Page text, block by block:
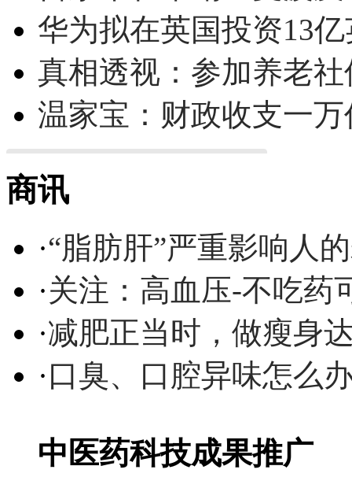
华为拟在英国投资13
真相透视：参加养老
温家宝：财政收支一
商讯
·“脂肪肝”严重影响人
·关注：高血压-不吃药
·减肥正当时，做瘦身
·口臭、口腔异味怎么
中医药科技成果推广